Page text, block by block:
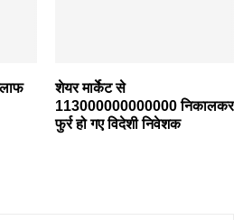
शेयर मार्केट से
113000000000000 निकालकर
फुर्र हो गए विदेशी निवेशक